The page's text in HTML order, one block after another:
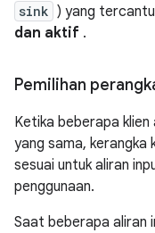
sink ) yang
dan aktif .
Pemilihan
Ketika beberapa
yang sama, kerangka
sesuai untuk aliran
penggunaan.
Saat beberapa aliran